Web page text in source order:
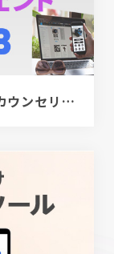
[PR]経験者クリエイター向け転職カウンセリング｜デザイナー / ディレクター / エンジニア